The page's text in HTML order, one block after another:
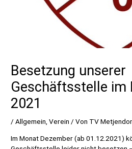
Besetzung unserer
Geschäftsstelle im
2021
/Allgemein ,Verein / Von TV
Im Monat Dezember (ab 01.12.2021)